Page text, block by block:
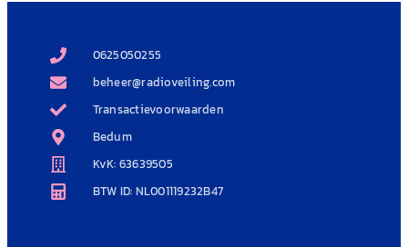
0625050255
beheer@radioveiling.com
Transactievoorwaarden
Bedum
KvK: 63639505
BTW ID: NL001119232B47